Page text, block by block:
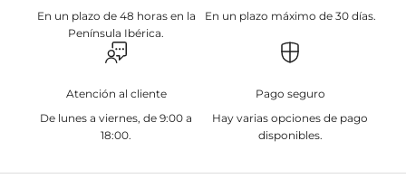
En un plazo de 48 horas en la
Península Ibérica.
En un plazo máximo de 30 días.
Atención al cliente
De lunes a viernes, de 9:00 a
18:00.
Pago seguro
Hay varias opciones de pago
disponibles.